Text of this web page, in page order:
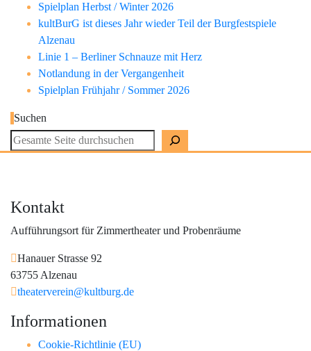
Spielplan Herbst / Winter 2026
kultBurG ist dieses Jahr wieder Teil der Burgfestspiele
Alzenau
Linie 1 – Berliner Schnauze mit Herz
Notlandung in der Vergangenheit
Spielplan Frühjahr / Sommer 2026
Suchen
Kontakt
Aufführungsort für Zimmertheater und Probenräume
Hanauer Strasse 92
63755 Alzenau
theaterverein@kultburg.de
Informationen
Cookie-Richtlinie (EU)